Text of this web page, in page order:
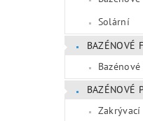
Solární
BAZÉNOVÉ
BAZÉNOVÉ
Zakrývací